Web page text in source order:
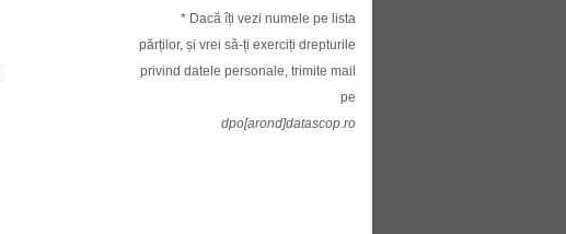
* Dacă îți vezi numele pe lista
părților, și vrei să-ți exerciți drepturile
privind datele personale, trimite mail
pe
dpo[arond]datascop.ro